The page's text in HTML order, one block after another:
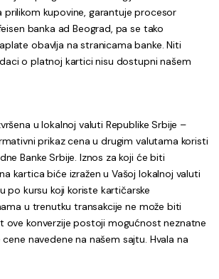
kupovine, garantuje procesor
banka ad Beograd, pa se tako
obavlja na stranicama banke. Niti
o platnoj kartici nisu dostupni našem
u lokalnoj valuti Republike Srbije –
prikaz cena u drugim valutama koristi
Banke Srbije. Iznos za koji će biti
kartica biće izražen u Vašoj lokalnoj valuti
po kursu koji koriste kartičarske
u trenutku transakcije ne može biti
ove konverzije postoji mogućnost neznatne
navedene na našem sajtu. Hvala na